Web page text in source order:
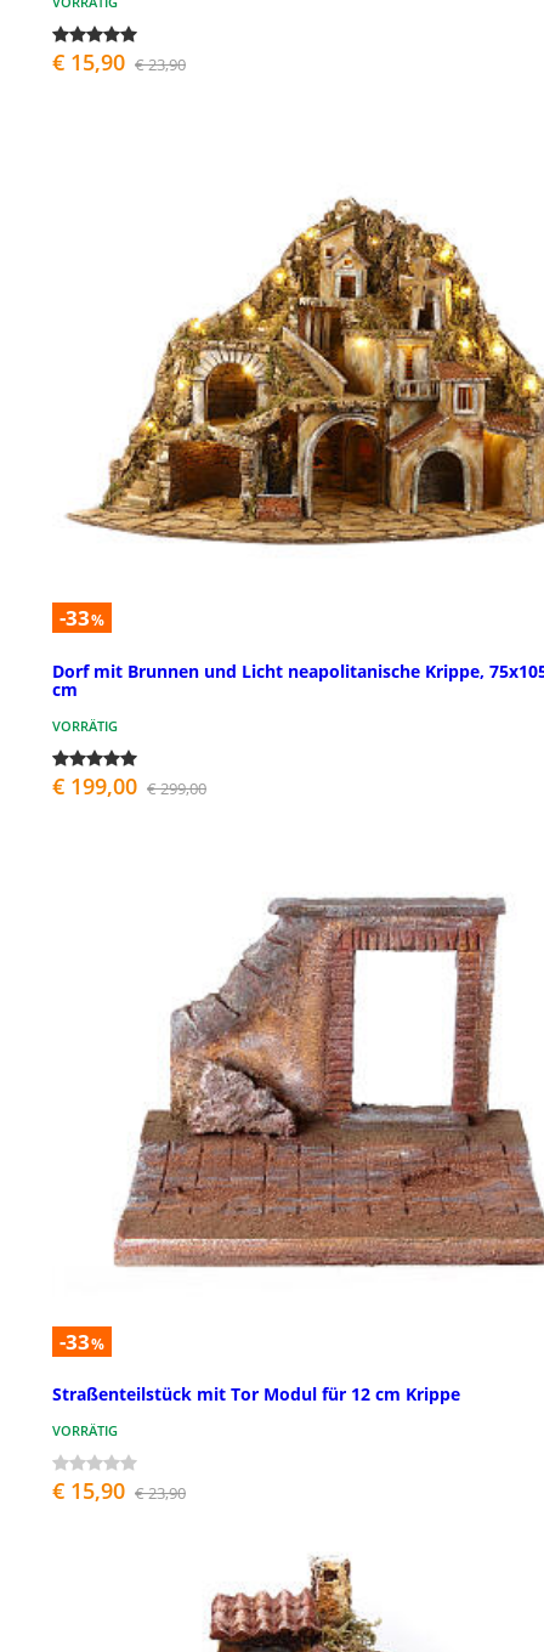
€ 15,90 € 23,90
-33%
Dorf mit Brunnen und Licht neapolitanische Krippe,
cm
VORRÄTIG
€ 199,00 € 299,00
-33%
Straßenteilstück mit Tor Modul für 12 cm Krippe
VORRÄTIG
€ 15,90 € 23,90